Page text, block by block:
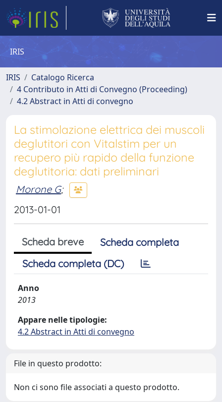
IRIS
IRIS
Catalogo Ricerca
4 Contributo in Atti di Convegno (Proceeding)
4.2 Abstract in Atti di convegno
La stimolazione elettrica dei muscoli
deglutitori con Vitalstim per un
recupero più rapido della funzione
deglutitoria: dati preliminari
Morone G;
2013-01-01
Scheda breve
Scheda completa
Scheda completa (DC)
Anno
2013
Appare nelle tipologie:
4.2 Abstract in Atti di convegno
File in questo prodotto:
Non ci sono file associati a questo prodotto.